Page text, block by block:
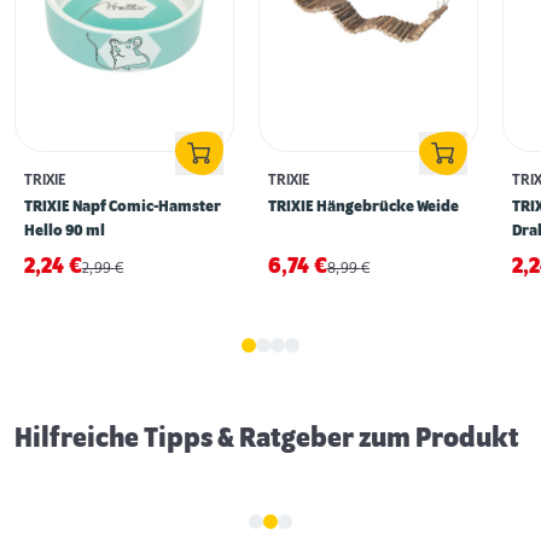
TRIXIE
TRIXIE Napf Comic-Hamster
Hello 90 ml
2,24 €2,99€
TRIXIE
TRIXIE Hängebrücke Weide
6,74 €8,99€
Hilfreiche Tipps & Ratgeber zum Produkt